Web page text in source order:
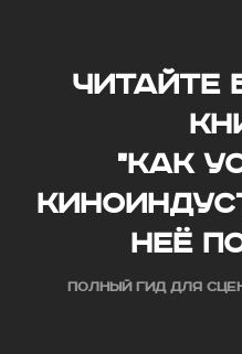
читайте
"как
неё
ПОЛНЫЙ ГИД ДЛЯ